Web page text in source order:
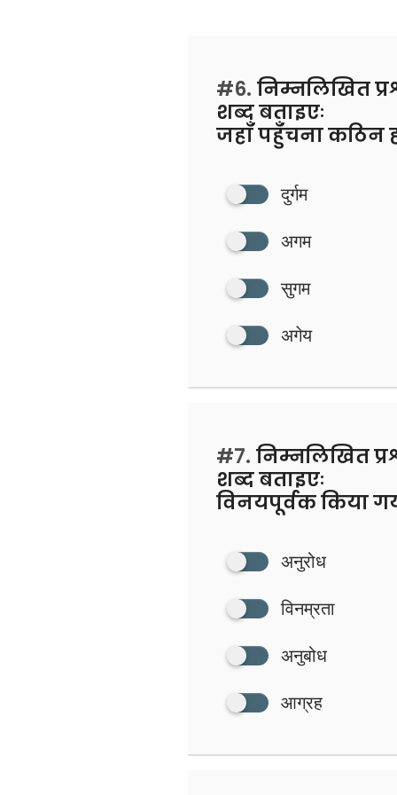
#6. निम्नलिखित
शब्द बताइएः
जहाँ पहुँचना कठिन
दुर्गम
अगम
सुगम
अगेय
#7. निम्नलिखित
शब्द बताइएः
विनयपूर्वक किया
अनुरोध
विनम्रता
अनुबोध
आग्रह